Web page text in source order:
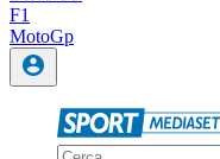
F1
MotoGp